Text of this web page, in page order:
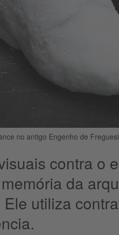
no antigo Engenho de
contra o
da
Ele utiliza